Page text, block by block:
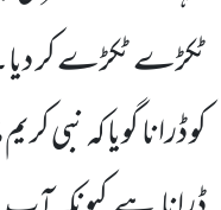
ٹکڑے ٹکڑے کر
کو ڈرانا گویا کہ نبی کریم